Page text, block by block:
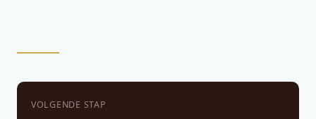
VOLGENDE STAP